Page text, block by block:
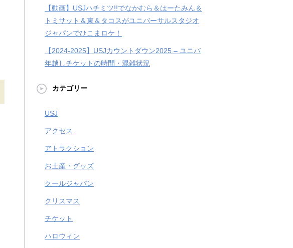
【動画】USJハチミツ!!でなかむら＆はーたみん＆
トミサット＆東＆タコスがユニバーサルスタジオ
ジャパンでひこまロケ！
【2024-2025】USJカウントダウン2025 – ユニバ
年越しチケットの時間・混雑状況
カテゴリー
USJ
アクセス
アトラクション
お土産・グッズ
クールジャパン
クリスマス
チケット
ハロウィン